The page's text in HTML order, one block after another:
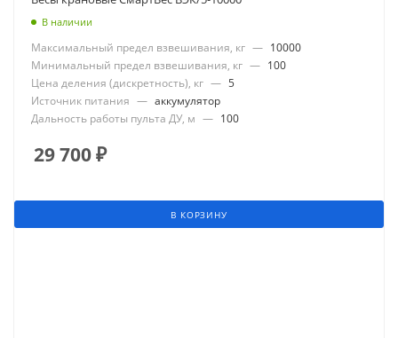
В наличии
Максимальный предел взвешивания, кг — 10000
Минимальный предел взвешивания, кг — 100
Цена деления (дискретность), кг — 5
Источник питания — аккумулятор
Дальность работы пульта ДУ, м — 100
29 700₽
В КОРЗИНУ